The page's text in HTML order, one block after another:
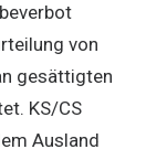
von
gesättigten
KS/CS
Ausland